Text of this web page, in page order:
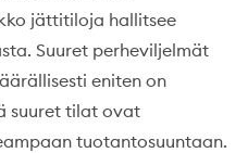
jättitiloja hallitsee
Suuret perheviljelmät
eniten on
suuret tilat ovat
tuotantosuuntaan.